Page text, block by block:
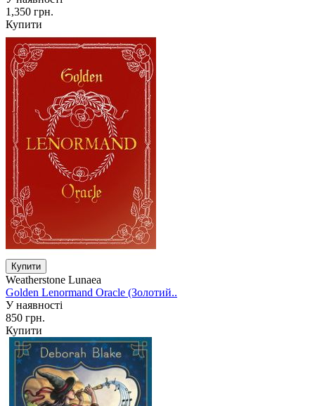
1,350 грн.
Купити
Weatherstone Lunaea
Golden Lenormand Oracle (Золотий..
У наявності
850 грн.
Купити